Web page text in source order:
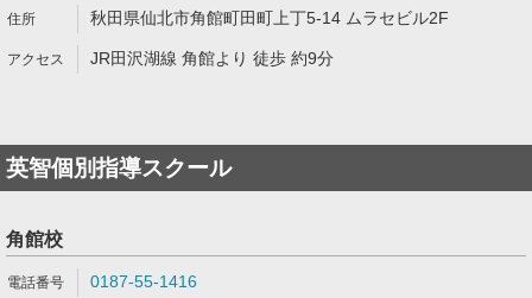
秋田県仙北市角館町田町上丁5-14 ムラセビル2F
JR田沢湖線 角館より 徒歩 約9分
英智個別指導スクール
角館校
0187-55-1416